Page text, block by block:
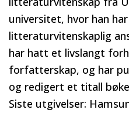
universitet, hvor han
litteraturvitenskaplig
har hatt et livslangt
forfatterskap, og har
og redigert et titall
Siste utgivelser: